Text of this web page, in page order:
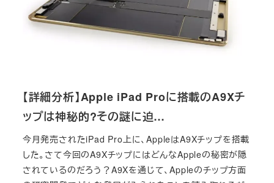
【詳細分析】Apple iPad Proに搭載のA9Xチ
ップは神秘的?その謎に迫…
今月発売されたiPad Pro上に、AppleはA9Xチップを搭載
した。さて今回のA9XチップにはどんなAppleの秘密が隠
されているのだろう？A9Xを通じて、Appleのチップ方面